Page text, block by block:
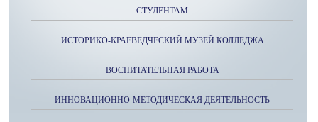
СТУДЕНТАМ
ИСТОРИКО-КРАЕВЕДЧЕСКИЙ МУЗЕЙ КОЛЛЕДЖА
ВОСПИТАТЕЛЬНАЯ РАБОТА
ИННОВАЦИОННО-МЕТОДИЧЕСКАЯ ДЕЯТЕЛЬНОСТЬ